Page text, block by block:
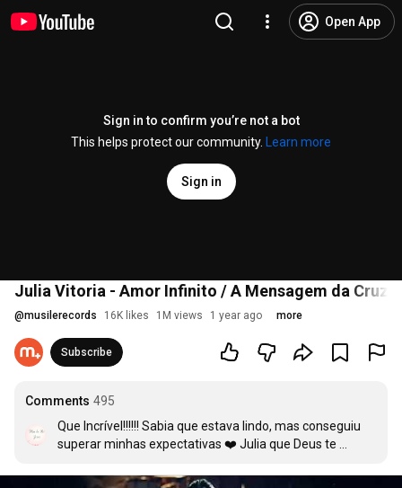
Open App
Sign in to confirm you’re not a bot
This helps protect our community.
Learn more
Sign in
Julia Vitoria - Amor Infinito / A Mensagem da Cruz
@musilerecords 16K likes 1M views 1 year ago more
Subscribe
Comments 495
Que Incrível!!!!!! Sabia que estava lindo, mas conseguiu
superar minhas expectativas ❤️ Julia que Deus te
participado dessa gravação.... mas um dia estaremos